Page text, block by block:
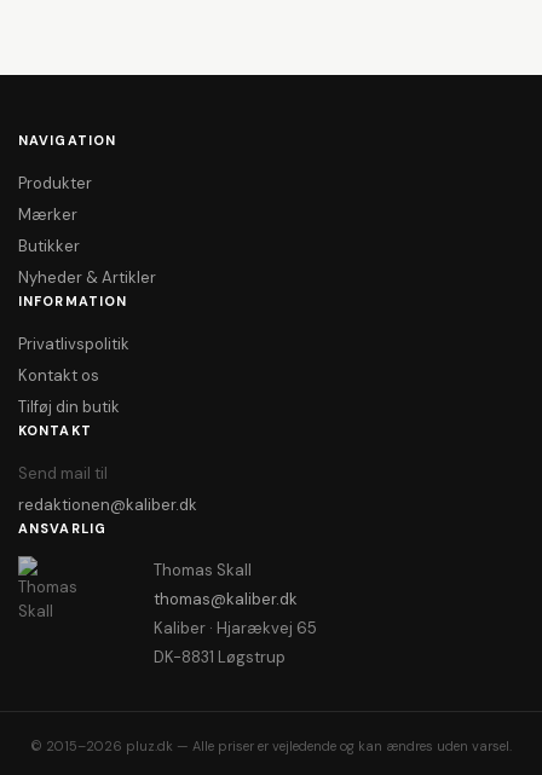
NAVIGATION
Produkter
Mærker
Butikker
Nyheder & Artikler
INFORMATION
Privatlivspolitik
Kontakt os
Tilføj din butik
KONTAKT
Send mail til
redaktionen@kaliber.dk
ANSVARLIG
Thomas Skall
thomas@kaliber.dk
Kaliber · Hjarækvej 65
DK-8831 Løgstrup
© 2015–2026 pluz.dk — Alle priser er vejledende og kan ændres uden varsel.